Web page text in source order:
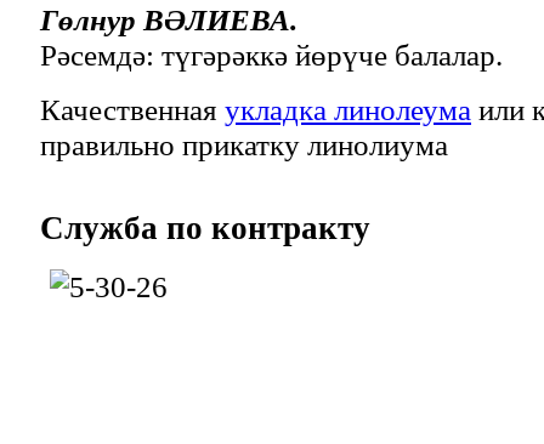
Гөлнур ВӘЛИЕВА.
Рәсемдә: түгәрәккә йөрүче балалар.
Качественная укладка линолеума или
правильно прикатку линолиума
Служба по контракту